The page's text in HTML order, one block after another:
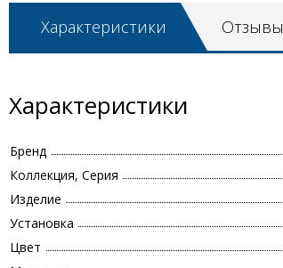
Характеристики Отзывы
Характеристики
Бренд
Коллекция, Серия
Изделие
Установка
Цвет